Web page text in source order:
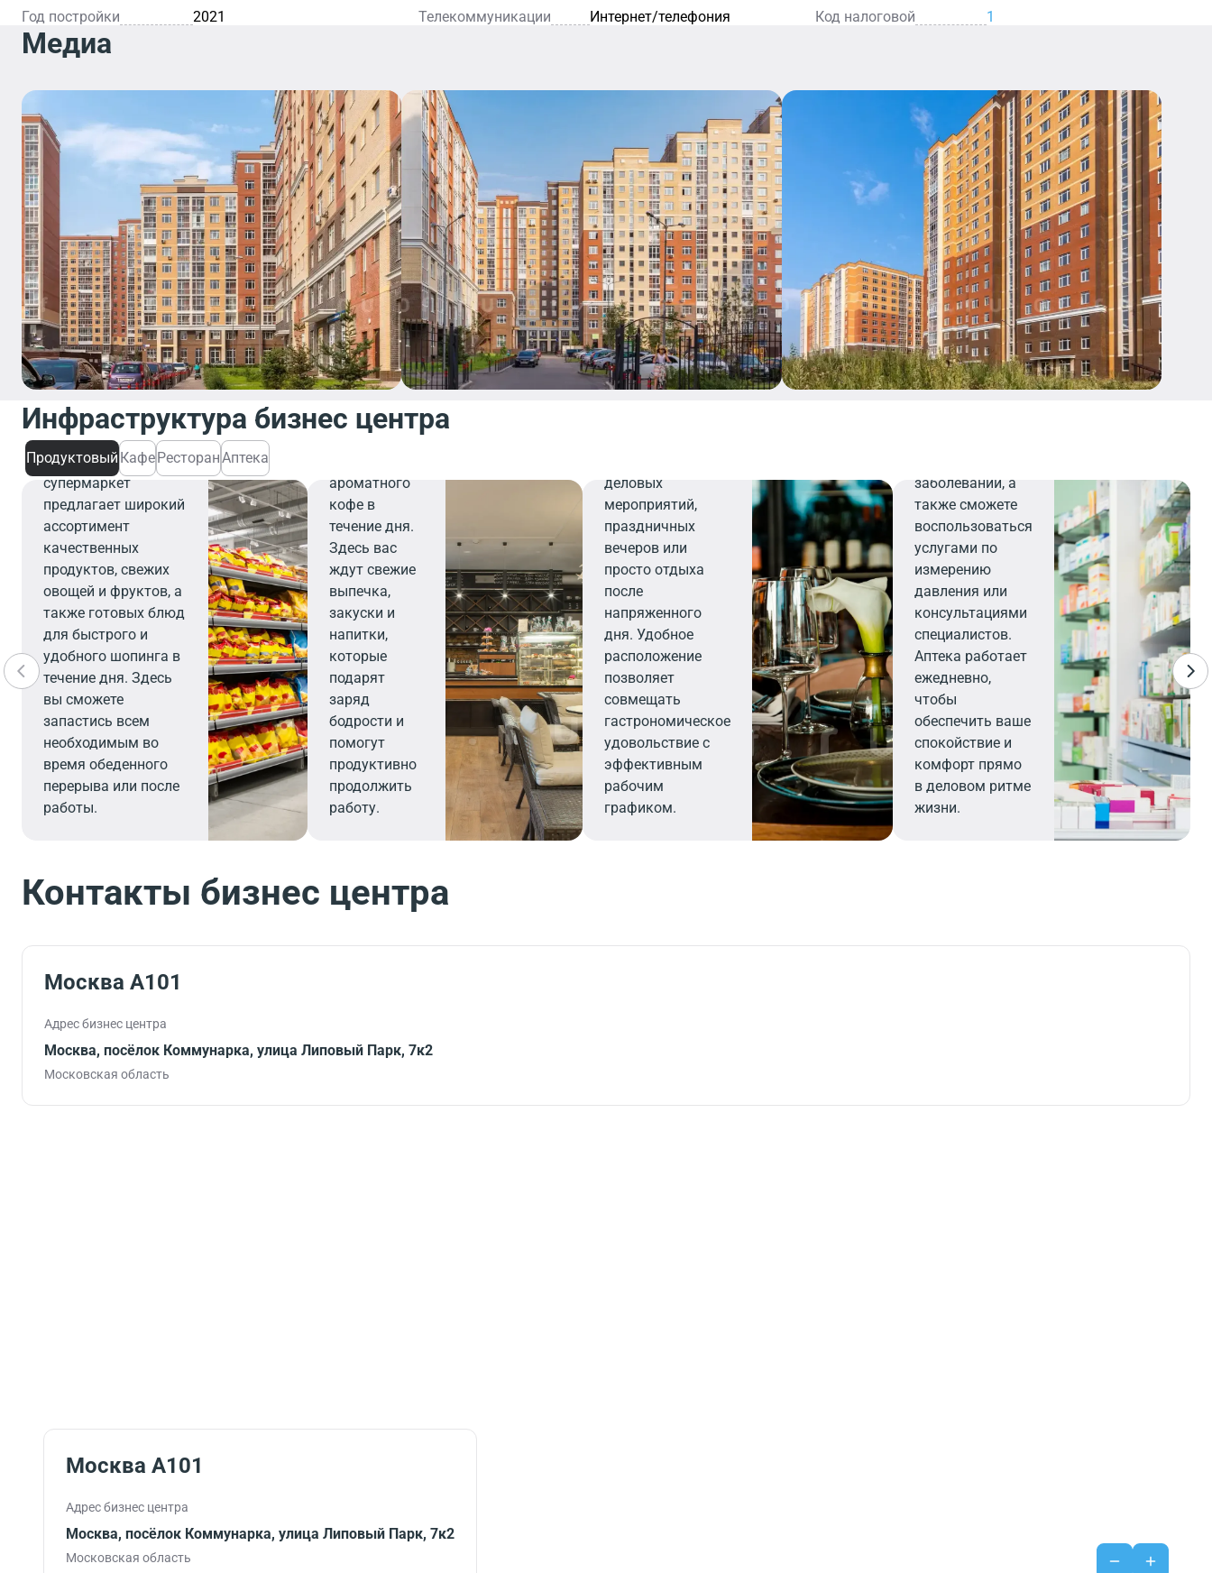
Год постройки 2021 Телекоммуникации Интернет/телефония Код налоговой 1
Медиа
Инфраструктура бизнес центра
Продуктовый КафеРесторанАптека
Продуктовый
Современный
супермаркет
предлагает широкий
ассортимент
качественных
продуктов, свежих
овощей и фруктов, а
также готовых блюд
для быстрого и
удобного шопинга в
течение дня. Здесь
вы сможете
запастись всем
необходимым во
время обеденного
перерыва или после
работы.
Кафе
Уютное кафе
— это
идеальное
место для
легкого
завтрака,
встречи или
ароматного
кофе в
течение дня.
Здесь вас
ждут свежие
выпечка,
закуски и
напитки,
которые
подарят
заряд
бодрости и
помогут
продуктивно
продолжить
работу.
Ресторан
Благодаря
элегантному
интерьеру и
внимательному
персоналу,
деловых
мероприятий,
праздничных
вечеров или
просто отдыха
после
напряженного
дня. Удобное
расположение
позволяет
совмещать
гастрономическое
удовольствие с
эффективным
рабочим
графиком.
Аптека
Здесь вы
найдете все
заболеваний, а
также сможете
воспользоваться
услугами по
измерению
давления или
консультациями
специалистов.
Аптека работает
ежедневно,
чтобы
обеспечить ваше
спокойствие и
комфорт прямо
в деловом ритме
жизни.
Контакты бизнес центра
Москва А101
Адрес бизнес центра
Москва, посёлок Коммунарка, улица Липовый Парк, 7к2
Московская область
Москва А101
Адрес бизнес центра
Москва, посёлок Коммунарка, улица Липовый Парк, 7к2
Московская область